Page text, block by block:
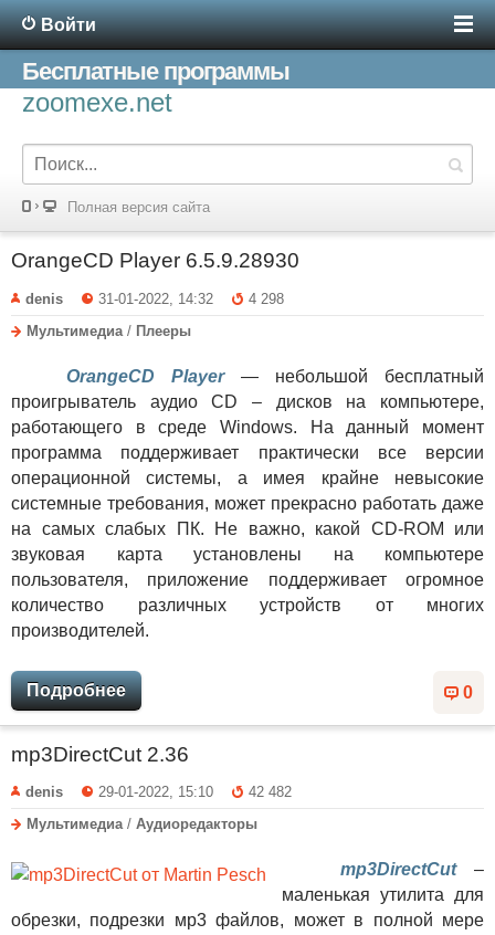
Войти
Бесплатные программы
zoomexe.net
Полная версия сайта
OrangeCD Player 6.5.9.28930
denis 31-01-2022, 14:32
4 298
Мультимедиа / Плееры
OrangeCD Player— небольшой бесплатный
проигрыватель аудио CD – дисков на компьютере,
работающего в среде Windows. На данный момент
программа поддерживает практически все версии
операционной системы, а имея крайне невысокие
системные требования, может прекрасно работать даже
на самых слабых ПК. Не важно, какой CD-ROM или
звуковая карта установлены на компьютере
пользователя, приложение поддерживает огромное
количество различных устройств от многих
производителей.
0
Подробнее
mp3DirectCut 2.36
denis 29-01-2022, 15:10
42 482
Мультимедиа/ Аудиоредакторы
mp3DirectCut–
маленькая утилита для
обрезки, подрезки мр3 файлов, может в полной мере